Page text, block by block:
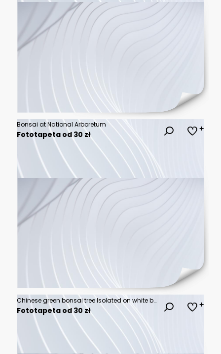
Bonsai at National Arboretum
Fototapeta od 30 zł
Chinese green bonsai tree Isolated on white background.
Fototapeta od 30 zł